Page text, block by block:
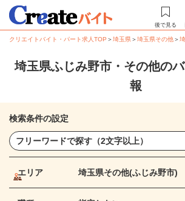
後で見る
クリエイトバイト・パート求人TOP ＞埼玉県＞埼玉県その他＞
埼玉県ふじみ野市・その他の
報
検索条件の設定
エリア 埼玉県その他(ふじみ野市)